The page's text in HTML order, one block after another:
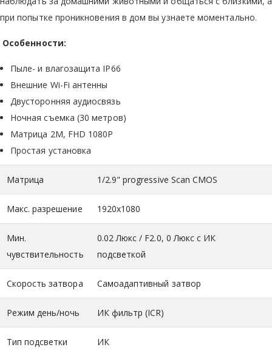
при попытке проникновения в дом вы узнаете моментально.
Особенности:
Пыле- и влагозащита IP66
Внешние Wi-Fi антенны
Двусторонняя аудиосвязь
Ночная съемка (30 метров)
Матрица 2М, FHD 1080P
Простая установка
Матрица 1/2.9" progressive Scan CMOS
Макс. разрешение 1920x1080
Мин.
чувствительность
0.02 Люкс / F2.0, 0 Люкс с ИК
подсветкой
Скорость затвора Самоадаптивный затвор
Режим день/ночь ИК фильтр (ICR)
Тип подсветки ИК